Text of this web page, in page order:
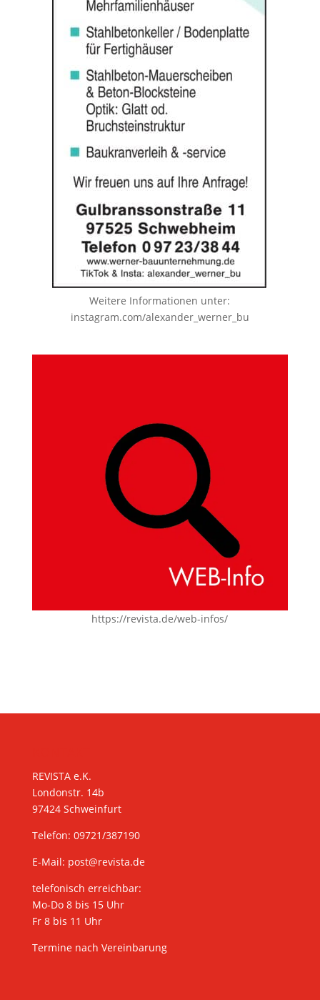
Weitere Informationen unter:
instagram.com/alexander_werner_bu
https://revista.de/web-infos/
REVISTA e.K.
Londonstr. 14b
97424 Schweinfurt
Telefon: 09721/387190
E-Mail: post@revista.de
telefonisch erreichbar:
Mo-Do 8 bis 15 Uhr
Fr 8 bis 11 Uhr
Termine nach Vereinbarung